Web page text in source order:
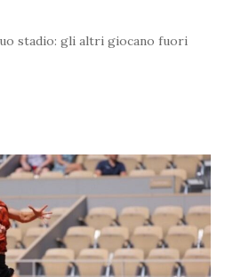
stadio: gli altri giocano fuori